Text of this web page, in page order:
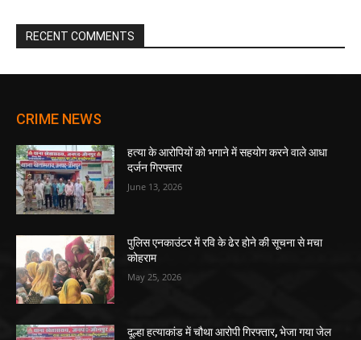
RECENT COMMENTS
CRIME NEWS
हत्या के आरोपियों को भगाने में सहयोग करने वाले आधा
दर्जन गिरफ्तार
June 13, 2026
पुलिस एनकाउंटर में रवि के ढेर होने की सूचना से मचा
कोहराम
May 25, 2026
दूल्हा हत्याकांड में चौथा आरोपी गिरफ्तार, भेजा गया जेल